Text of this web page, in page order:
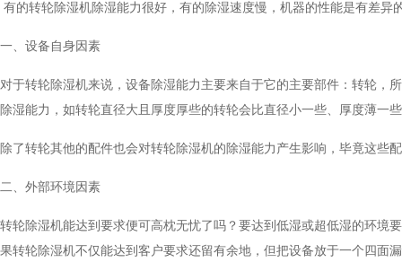
有的转轮除湿机除湿能力很好，有的除湿速度慢，机器的性能是有差异的
一、设备自身因素
对于转轮除湿机来说，设备除湿能力主要来自于它的主要部件：转轮
除湿能力，如转轮直径大且厚度厚些的转轮会比直径小一些、厚度薄
除了转轮其他的配件也会对转轮除湿机的除湿能力产生影响，毕竟这些
二、外部环境因素
转轮除湿机能达到要求便可高枕无忧了吗？要达到低湿或超低湿的环境要
果转轮除湿机不仅能达到客户要求还留有余地，但把设备放于一个四面